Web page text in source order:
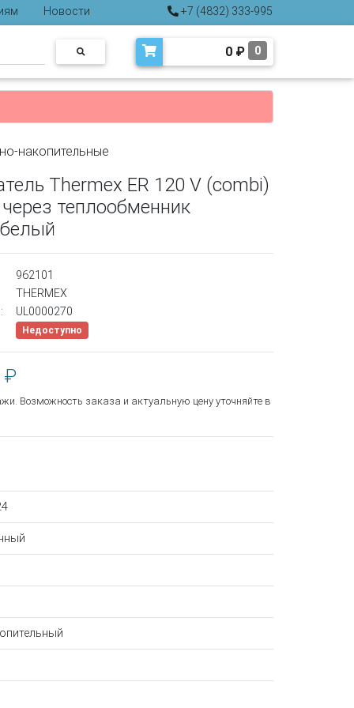
Новости +7 (4832) 333-995
0 ₽ 0
накопительные
Thermex ER 120 V (combi)
теплообменник
962101
THERMEX
UL0000270
Недоступно
₽
Возможность заказа и актуальную цену уточняйте в